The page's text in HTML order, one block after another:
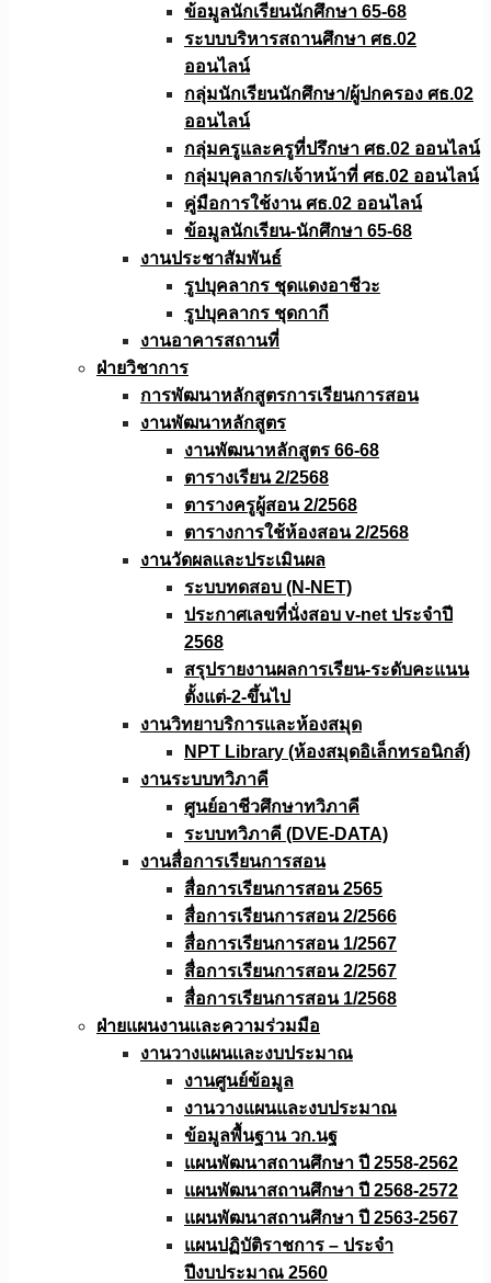
ข้อมูลนักเรียนนักศึกษา 65-68
ระบบบริหารสถานศึกษา ศธ.02
ออนไลน์
กลุ่มนักเรียนนักศึกษา/ผู้ปกครอง ศธ.02
ออนไลน์
กลุ่มครูและครูที่ปรึกษา ศธ.02 ออนไลน์
กลุ่มบุคลากร/เจ้าหน้าที่ ศธ.02 ออนไลน์
คู่มือการใช้งาน ศธ.02 ออนไลน์
ข้อมูลนักเรียน-นักศึกษา 65-68
งานประชาสัมพันธ์
รูปบุคลากร ชุดแดงอาชีวะ
รูปบุคลากร ชุดกากี
งานอาคารสถานที่
ฝ่ายวิชาการ
การพัฒนาหลักสูตรการเรียนการสอน
งานพัฒนาหลักสูตร
งานพัฒนาหลักสูตร 66-68
ตารางเรียน 2/2568
ตารางครูผู้สอน 2/2568
ตารางการใช้ห้องสอน 2/2568
งานวัดผลเเละประเมินผล
ระบบทดสอบ (N-NET)
ประกาศเลขที่นั่งสอบ v-net ประจำปี
2568
สรุปรายงานผลการเรียน-ระดับคะแนน
ตั้งแต่-2-ขึ้นไป
งานวิทยาบริการเเละห้องสมุด
NPT Library (ห้องสมุดอิเล็กทรอนิกส์)
งานระบบทวิภาคี
ศูนย์อาชีวศึกษาทวิภาคี
ระบบทวิภาคี (DVE-DATA)
งานสื่อการเรียนการสอน
สื่อการเรียนการสอน 2565
สื่อการเรียนการสอน 2/2566
สื่อการเรียนการสอน 1/2567
สื่อการเรียนการสอน 2/2567
สื่อการเรียนการสอน 1/2568
ฝ่ายแผนงานเเละความร่วมมือ
งานวางแผนเเละงบประมาณ
งานศูนย์ข้อมูล
งานวางแผนและงบประมาณ
ข้อมูลพื้นฐาน วก.นฐ
แผนพัฒนาสถานศึกษา ปี 2558-2562
แผนพัฒนาสถานศึกษา ปี 2568-2572
แผนพัฒนาสถานศึกษา ปี 2563-2567
แผนปฏิบัติราชการ – ประจำ
ปีงบประมาณ 2560